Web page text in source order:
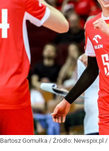
Bartosz Gomułka / Źródło: Newspix.pl /